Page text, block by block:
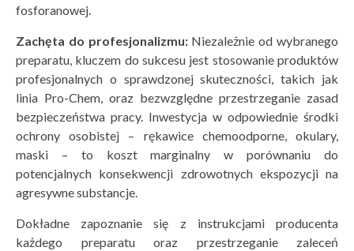
fosforanowej.
Zachęta do profesjonalizmu:Niezależnie od wybranego
preparatu, kluczem do sukcesu jest stosowanie produktów
profesjonalnych o sprawdzonej skuteczności, takich jak
linia Pro-Chem, oraz bezwzględne przestrzeganie zasad
bezpieczeństwa pracy. Inwestycja w odpowiednie środki
ochrony osobistej – rękawice chemoodporne, okulary,
maski – to koszt marginalny w porównaniu do
potencjalnych konsekwencji zdrowotnych ekspozycji na
agresywne substancje.
Dokładne zapoznanie się z instrukcjami producenta
każdego preparatu oraz przestrzeganie zaleceń